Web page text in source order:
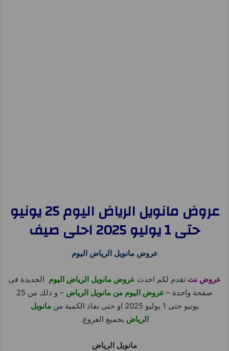
عروض مانويل الرياض اليوم 25 يونيو
حتى 1 يوليو 2025 احلى صيف
عروض مانويل الرياض اليوم
عروض نت تقدم لكم احدث عروض مانويل الرياض اليوم الجديدة فى
صفحة واحدة – عروض اليوم من مانويل الرياض
– و ذلك من 25
يونيو حتى 1 يوليو 2025 او حتى نفاذ الكمية من
مانويل
الرياض بجميع الفروع.
مانويل الرياض